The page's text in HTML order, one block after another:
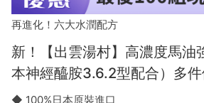
再進化！六大水潤配方
新！【出雲湯村】高濃度馬油
本神經醯胺3.6.2型配合）多
◆ 100%日本原裝進口